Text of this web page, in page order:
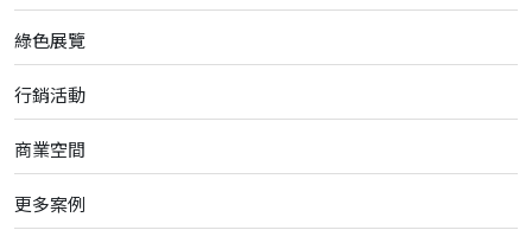
綠色展覽
行銷活動
商業空間
更多案例